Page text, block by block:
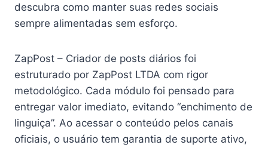
descubra como manter suas redes sociais
sempre alimentadas sem esforço.
ZapPost – Criador de posts diários foi
estruturado por ZapPost LTDA com rigor
metodológico. Cada módulo foi pensado para
entregar valor imediato, evitando “enchimento de
linguiça”. Ao acessar o conteúdo pelos canais
oficiais, o usuário tem garantia de suporte ativo,